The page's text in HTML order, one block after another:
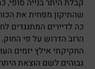
קבלת היתר בנייה סופי,
שהתיקון מפחית את
כה לדיירים המתנגדים
הרוב הדרוש על פי
החקיקתי אילץ יזמים
גבוהים לשם הוצאת